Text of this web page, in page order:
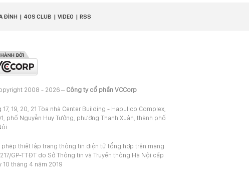
ĐÌNH 40S CLUB VIDEO RSS
2008 - 2026 –Công ty cổ phần VCCorp
17, 19, 20, 21 Tòa nhà Center Building - Hapulico Complex,
phố Nguyễn Huy Tưởng, phường Thanh Xuân, thành phố
phép thiết lập trang thông tin điện tử tổng hợp trên mạng
GP-TTĐT do Sở Thông tin và Truyền thông Hà Nội cấp
10 tháng 4 năm 2019